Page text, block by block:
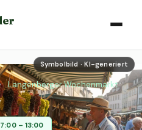
Symbolbild · KI-generiert
Langenberger Wochenmarkt
– 13:00